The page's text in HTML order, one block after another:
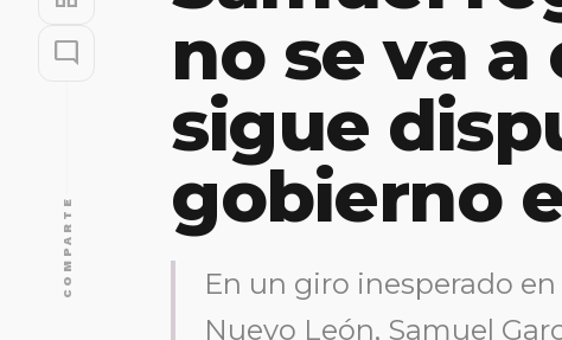
mode_comment
COMPARTE
no se va
sigue
gobierno
En un giro inesperado
Nuevo León, Samuel